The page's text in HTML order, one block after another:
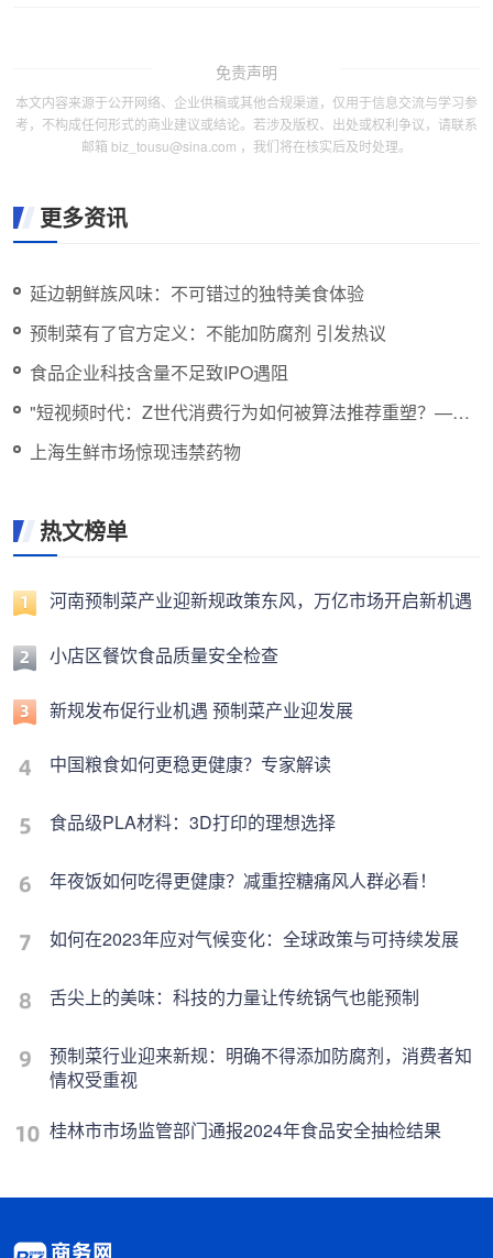
免责声明
本文内容来源于公开网络、企业供稿或其他合规渠道，仅用于信息交流与学习参
考，不构成任何形式的商业建议或结论。若涉及版权、出处或权利争议，请联系
邮箱 biz_tousu@sina.com ，我们将在核实后及时处理。
更多资讯
延边朝鲜族风味：不可错过的独特美食体验
预制菜有了官方定义：不能加防腐剂 引发热议
食品企业科技含量不足致IPO遇阻
"短视频时代：Z世代消费行为如何被算法推荐重塑？——
从冲动到理性"
上海生鲜市场惊现违禁药物
热文榜单
河南预制菜产业迎新规政策东风，万亿市场开启新机遇
小店区餐饮食品质量安全检查
新规发布促行业机遇 预制菜产业迎发展
中国粮食如何更稳更健康？专家解读
食品级PLA材料：3D打印的理想选择
年夜饭如何吃得更健康？减重控糖痛风人群必看！
如何在2023年应对气候变化：全球政策与可持续发展
舌尖上的美味：科技的力量让传统锅气也能预制
预制菜行业迎来新规：明确不得添加防腐剂，消费者知
情权受重视
桂林市市场监管部门通报2024年食品安全抽检结果